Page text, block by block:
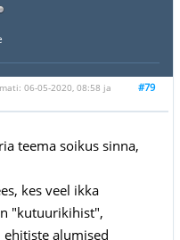
#79
06-05-2020, 08:58 ja
teema soikus sinna,
kes veel ikka
"kutuurikihist",
alumised